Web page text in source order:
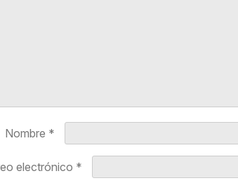
Nombre *
electrónico *